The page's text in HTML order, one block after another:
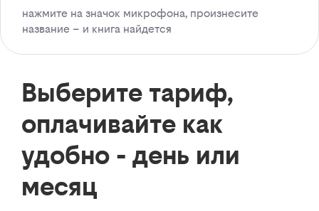
нажмите на значок микрофона, произнесите
название – и книга найдется
Выберите тариф,
оплачивайте как
удобно - день или
месяц